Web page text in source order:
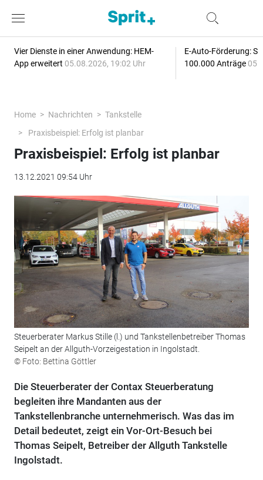
Vier Dienste in einer Anwendung: HEM-
App erweitert 05.08.2026, 19:02 Uhr
E-Auto-Förderung:
100.000 Anträge
Home Nachrichten
Tankstelle
Praxisbeispiel: Erfolg ist planbar
Praxisbeispiel: Erfolg ist planbar
13.12.2021 09:54 Uhr
Steuerberater Markus Stille (l.) und Tankstellenbetreiber Thomas
Seipelt an der Allguth-Vorzeigestation in Ingolstadt.
© Foto: Bettina Göttler
Die Steuerberater der Contax Steuerberatung
begleiten ihre Mandanten aus der
Tankstellenbranche unternehmerisch. Was das im
Detail bedeutet, zeigt ein Vor-Ort-Besuch bei
Thomas Seipelt, Betreiber der Allguth Tankstelle
Ingolstadt.